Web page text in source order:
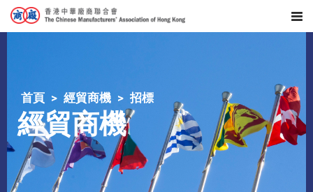
首頁 經貿商機 招標
經貿商機